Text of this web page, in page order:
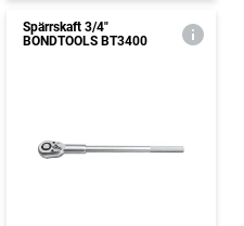
Spärrskaft 3/4"
BONDTOOLS BT3400